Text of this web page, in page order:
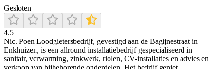
Gesloten
4.5
Nic. Poen Loodgietersbedrijf, gevestigd aan de Bagijnestraat in
Enkhuizen, is een allround installatiebedrijf gespecialiseerd in
sanitair, verwarming, zinkwerk, riolen, CV-installaties en advies en